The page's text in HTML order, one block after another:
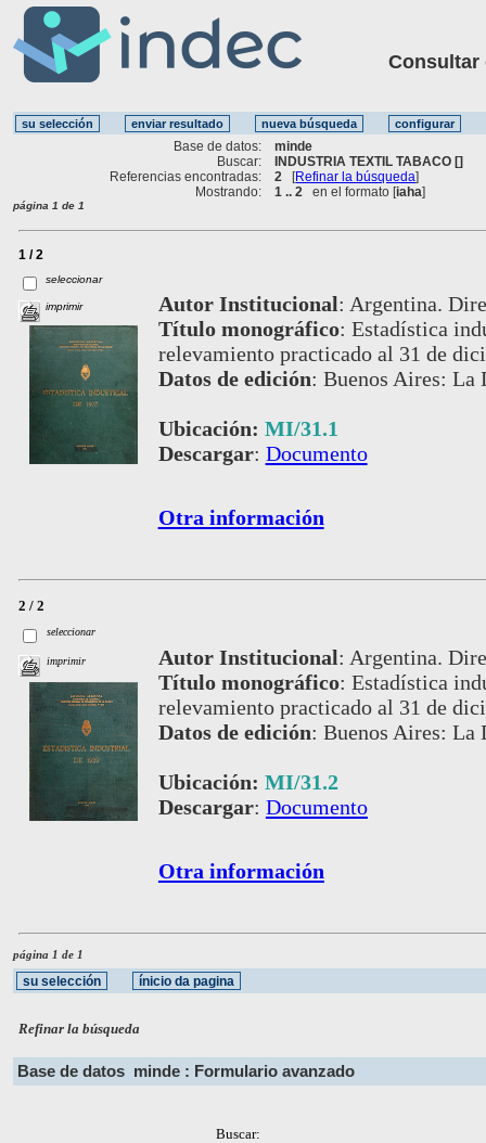
Consultar
Base de datos:
minde
Buscar:
INDUSTRIA TEXTIL TABACO []
Referencias encontradas:
2 [Refinar la búsqueda]
Mostrando:
1 .. 2 en el formato [iaha]
página 1 de 1
1 / 2
seleccionar
imprimir Autor Institucional: Argentina.
Título monográfico: Estadística
relevamiento practicado al 31 de
Datos de edición: Buenos Aires: La
Ubicación: MI/31.1
Descargar: Documento
Otra información
2 / 2
seleccionar
imprimir Autor Institucional: Argentina.
Título monográfico: Estadística
relevamiento practicado al 31 de
Datos de edición: Buenos Aires: La
Ubicación: MI/31.2
Descargar: Documento
Otra información
página 1 de 1
Refinar la búsqueda
Base de datos minde : Formulario avanzado
Buscar: